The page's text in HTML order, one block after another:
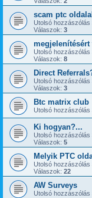
scam ptc
Utolsó hozzászólás
Válaszok: 3
Utolsó hozzászólás
Válaszok: 8
Direct
Utolsó hozzászólás
Válaszok: 3
Btc matrix club
Utolsó hozzászólás
Ki hogyan?...
Utolsó hozzászólás
Válaszok: 5
Melyik PTC
Utolsó hozzászólás
Válaszok: 22
AW Surveys
Utolsó hozzászólás